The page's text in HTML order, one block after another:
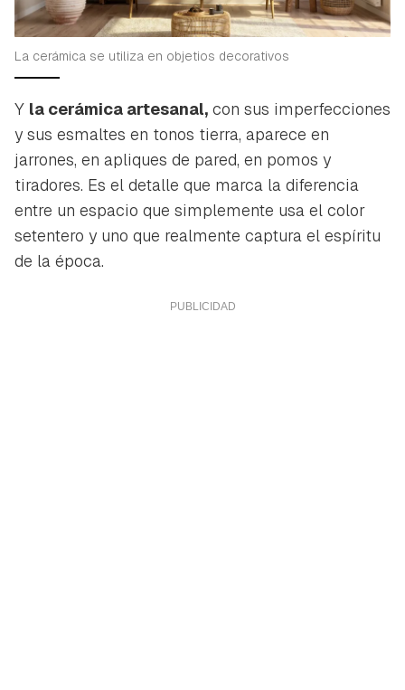
La cerámica se utiliza en objetios decorativos
Y la cerámica artesanal, con sus imperfecciones
y sus esmaltes en tonos tierra, aparece en
jarrones, en apliques de pared, en pomos y
tiradores. Es el detalle que marca la diferencia
entre un espacio que simplemente usa el color
setentero y uno que realmente captura el espíritu
de la época.